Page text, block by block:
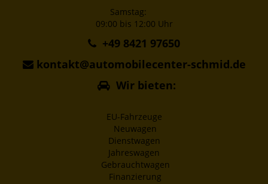
Samstag:
09:00 bis 12:00 Uhr
+49 8421 97650
kontakt@automobilecenter-schmid.de
Wir bieten:
EU-Fahrzeuge
Neuwagen
Dienstwagen
Jahreswagen
Gebrauchtwagen
Finanzierung